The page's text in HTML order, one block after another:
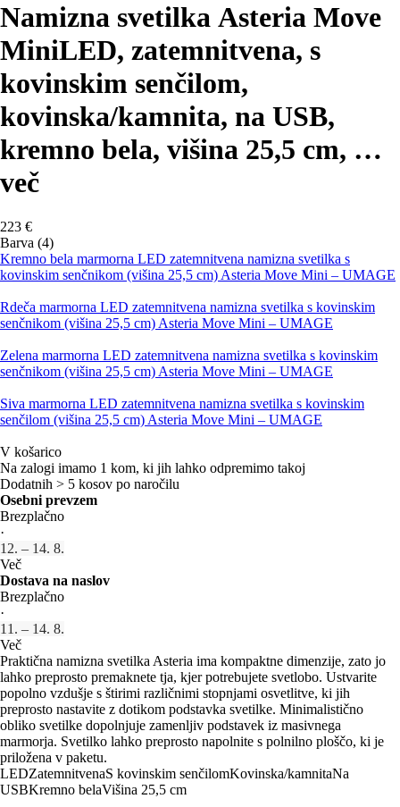
Namizna svetilka Asteria Move
MiniLED, zatemnitvena, s
kovinskim senčilom,
kovinska/kamnita, na USB,
kremno bela, višina 25,5 cm, …
več
223 €
Barva (4)
Kremno bela marmorna LED zatemnitvena namizna svetilka s
kovinskim senčnikom (višina 25,5 cm) Asteria Move Mini – UMAGE
Rdeča marmorna LED zatemnitvena namizna svetilka s kovinskim
senčnikom (višina 25,5 cm) Asteria Move Mini – UMAGE
Zelena marmorna LED zatemnitvena namizna svetilka s kovinskim
senčnikom (višina 25,5 cm) Asteria Move Mini – UMAGE
Siva marmorna LED zatemnitvena namizna svetilka s kovinskim
senčilom (višina 25,5 cm) Asteria Move Mini – UMAGE
V košarico
Na zalogi imamo 1 kom, ki jih lahko odpremimo takoj
Dodatnih > 5 kosov po naročilu
Osebni prevzem
Brezplačno
·
12. – 14. 8.
Več
Dostava na naslov
Brezplačno
·
11. – 14. 8.
Več
Praktična namizna svetilka Asteria ima kompaktne dimenzije, zato jo
lahko preprosto premaknete tja, kjer potrebujete svetlobo. Ustvarite
popolno vzdušje s štirimi različnimi stopnjami osvetlitve, ki jih
preprosto nastavite z dotikom podstavka svetilke. Minimalistično
obliko svetilke dopolnjuje zamenljiv podstavek iz masivnega
marmorja. Svetilko lahko preprosto napolnite s polnilno ploščo, ki je
priložena v paketu.
LEDZatemnitvenaS kovinskim senčilomKovinska/kamnitaNa
USBKremno belaVišina 25,5 cm